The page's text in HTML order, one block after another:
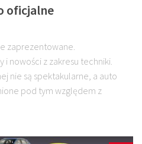
oficjalne
zaprezentowane.
i nowości z zakresu techniki.
nie są spektakularne, a auto
pod tym względem z